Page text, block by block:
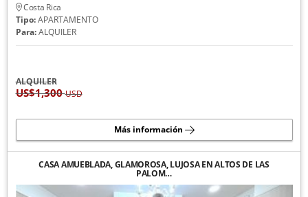
Costa Rica
Tipo:APARTAMENTO
Para:ALQUILER
ALQUILER
US$1,300USD
Más información
CASA AMUEBLADA, GLAMOROSA, LUJOSA EN ALTOS DE LAS
PALOM…